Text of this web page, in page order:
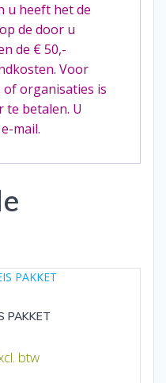
u heeft het de
de door u
de € 50,-
Voor
organisaties is
betalen. U
mail.
PAKKET
btw